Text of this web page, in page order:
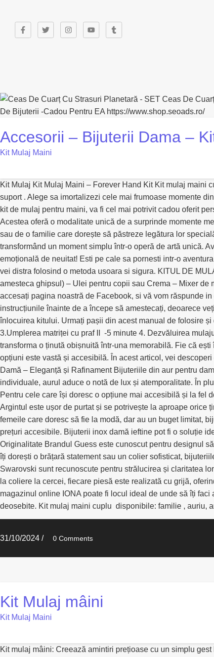
Accesorii – Bijuterii Dama –
Kit Mulaj Maini
Kit Mulaj Kit Mulaj Maini – Forever Hand Kit Kit mulaj maini
suport . Alege sa imortalizezi cele mai frumoase momente
kit de mulaj pentru maini, va fi cel mai potrivit cadou oferit
Acestea oferă o modalitate unică de a surprinde momente
sau de o familie care dorește să păstreze legătura lor
transformând un moment simplu într-o operă de artă unică.
emoțională de neuitat! Esti pe cale sa pornesti intr-o
vei distra folosind o metoda usoara si sigura. KITUL DE
amesteca ghipsul) – Ulei pentru copii sau Crema – Mixer
accesați pagina noastră de Facebook, si vă vom răspunde
instrucțiunile înainte de a începe să amestecați, deoarece
înlocuirea kitului. Urmați pașii din acest manual de folosire
3.Umplerea matriței cu praf II -5 minute 4. Dezvăluirea
transforma o ținută obișnuită într-una memorabilă. Fie că
opțiuni este vastă și accesibilă. În acest articol, vei
Damă – Eleganță și Rafinament Bijuteriile din aur pentru
individuale, aurul aduce o notă de lux și atemporalitate. În
Pentru cele care își doresc o opțiune mai accesibilă și la fel
Argintul este ușor de purtat și se potrivește la aproape orice
femeile care doresc să fie la modă, dar au un buget limitat,
prețuri accesibile. Bijuterii inox damă ieftine pot fi o soluție
Originalitate Brandul Guess este cunoscut pentru designul
îți dorești o brățară statement sau un colier sofisticat,
Swarovski sunt recunoscute pentru strălucirea și claritatea
la coliere la cercei, fiecare piesă este realizată cu grijă,
magazinul online IONA poate fi locul ideal de unde să îți
deosebite. Kit mulaj maini cuplu disponibile: familie , auriu,
31/10/2024 / 0 Comments
Kit Mulaj mâini
Kit Mulaj Maini
Kit mulaj mâini: Creează amintiri prețioase cu un simplu